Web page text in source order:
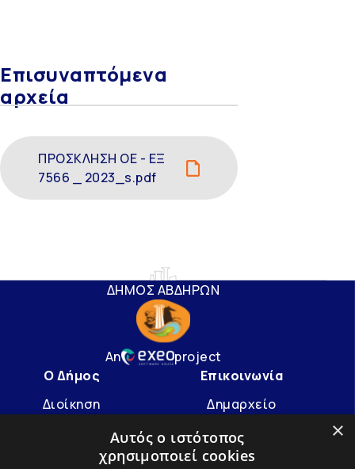
Επισυναπτόμενα
αρχεία
ΠΡΟΣΚΛΗΣΗ ΟΕ - ΕΞ
7566 _ 2023_s.pdf
ΔΗΜΟΣ ΑΒΔΗΡΩΝ
An
project
Επικοινωνία
Δημαρχείο
info@avdera.gr
2541352550
Ο Δήμος
Διοίκηση
×
Αυτός ο ιστότοπος
χρησιμοποιεί cookies